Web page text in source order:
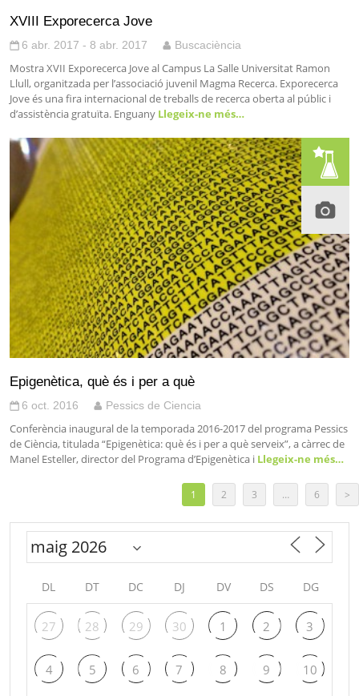
XVIII Exporecerca Jove
6 abr. 2017 - 8 abr. 2017 Buscaciència
Mostra XVII Exporecerca Jove al Campus La Salle Universitat Ramon
Llull, organitzada per l’associació juvenil Magma Recerca. Exporecerca
Jove és una fira internacional de treballs de recerca oberta al públic i
d’assistència gratuïta. Enguany Llegeix-ne més…
Epigenètica, què és i per a què
6 oct. 2016 Pessics de Ciencia
Conferència inaugural de la temporada 2016-2017 del programa Pessics
de Ciència, titulada “Epigenètica: què és i per a què serveix”, a càrrec de
Manel Esteller, director del Programa d’Epigenètica i Llegeix-ne més…
1 2 3 … 6 >
DL DT DC DJ DV DS DG
27 28 29 30 1 2 3
4 5 6 7 8 9 10